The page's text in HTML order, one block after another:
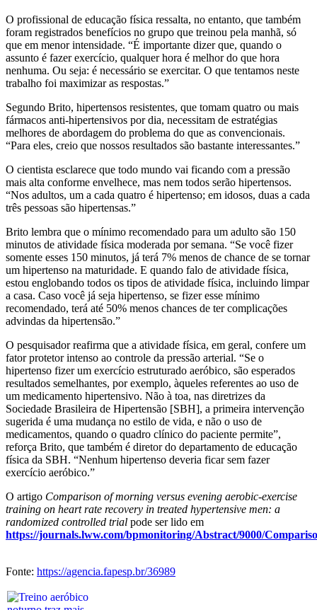
O profissional de educação física ressalta, no entanto, que também
foram registrados benefícios no grupo que treinou pela manhã, só
que em menor intensidade. “É importante dizer que, quando o
assunto é fazer exercício, qualquer hora é melhor do que hora
nenhuma. Ou seja: é necessário se exercitar. O que tentamos neste
trabalho foi maximizar as respostas.”
Segundo Brito, hipertensos resistentes, que tomam quatro ou mais
fármacos anti-hipertensivos por dia, necessitam de estratégias
melhores de abordagem do problema do que as convencionais.
“Para eles, creio que nossos resultados são bastante interessantes.”
O cientista esclarece que todo mundo vai ficando com a pressão
mais alta conforme envelhece, mas nem todos serão hipertensos.
“Nos adultos, um a cada quatro é hipertenso; em idosos, duas a cada
três pessoas são hipertensas.”
Brito lembra que o mínimo recomendado para um adulto são 150
minutos de atividade física moderada por semana. “Se você fizer
somente esses 150 minutos, já terá 7% menos de chance de se tornar
um hipertenso na maturidade. E quando falo de atividade física,
estou englobando todos os tipos de atividade física, incluindo limpar
a casa. Caso você já seja hipertenso, se fizer esse mínimo
recomendado, terá até 50% menos chances de ter complicações
advindas da hipertensão.”
O pesquisador reafirma que a atividade física, em geral, confere um
fator protetor intenso ao controle da pressão arterial. “Se o
hipertenso fizer um exercício estruturado aeróbico, são esperados
resultados semelhantes, por exemplo, àqueles referentes ao uso de
um medicamento hipertensivo. Não à toa, nas diretrizes da
Sociedade Brasileira de Hipertensão [SBH], a primeira intervenção
sugerida é uma mudança no estilo de vida, e não o uso de
medicamentos, quando o quadro clínico do paciente permite”,
reforça Brito, que também é diretor do departamento de educação
física da SBH. “Nenhum hipertenso deveria ficar sem fazer
exercício aeróbico.”
O artigo Comparison of morning versus evening aerobic-exercise
training on heart rate recovery in treated hypertensive men: a
randomized controlled trial pode ser lido em
https://journals.lww.com/bpmonitoring/Abstract/9000/
Fonte: https://agencia.fapesp.br/36989